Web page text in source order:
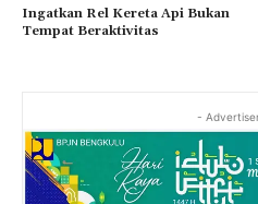
Ingatkan Rel Kereta Api Bukan
Tempat Beraktivitas
-